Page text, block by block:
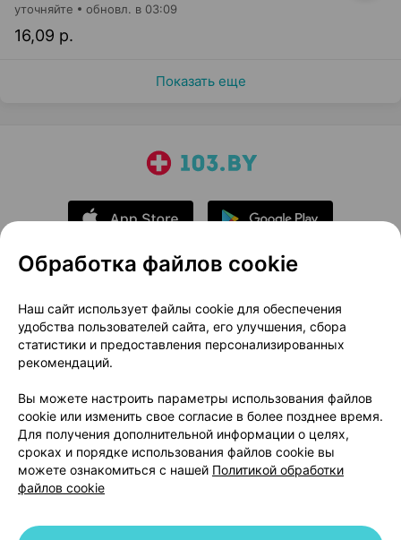
16,09 р.
уточняйте обновл. в 03:09
Показать еще
О проекте
Новости проекта
Размещение рекламы
Медицинский маркетинг
Публичный договор
Доставка
Способы оплаты
Вакансии
Партнеры
Написать руководителю 103.by
Написать в поддержку
Персональные настройки Cookie
Обработка файлов cookie
Наш сайт использует файлы cookie для обеспечения
удобства пользователей сайта, его улучшения, сбора
статистики и предоставления персонализированных
рекомендаций.
Вы можете настроить параметры использования файлов
cookie или изменить свое согласие в более позднее время.
Для получения дополнительной информации о целях,
сроках и порядке использования файлов cookie вы
можете ознакомиться с нашей Политикой обработки
файлов cookie